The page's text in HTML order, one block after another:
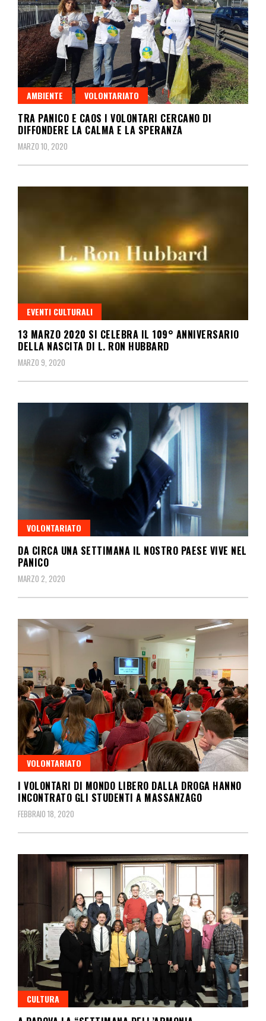
AMBIENTE VOLONTARIATO
TRA PANICO E CAOS I VOLONTARI CERCANO DI
DIFFONDERE LA CALMA E LA SPERANZA
MARZO 10, 2020
EVENTI CULTURALI
13 MARZO 2020 SI CELEBRA IL 109° ANNIVERSARIO
DELLA NASCITA DI L. RON HUBBARD
MARZO 9, 2020
VOLONTARIATO
DA CIRCA UNA SETTIMANA IL NOSTRO PAESE VIVE NEL
PANICO
MARZO 2, 2020
VOLONTARIATO
I VOLONTARI DI MONDO LIBERO DALLA DROGA HANNO
INCONTRATO GLI STUDENTI A MASSANZAGO
FEBBRAIO 18, 2020
CULTURA